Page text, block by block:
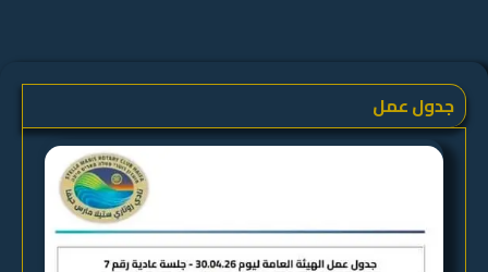
جدول عمل